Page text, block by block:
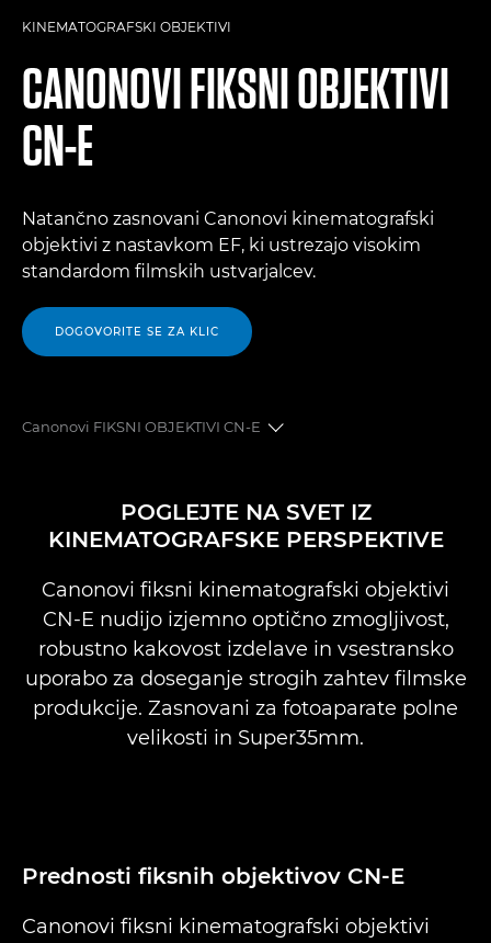
KINEMATOGRAFSKI OBJEKTIVI
CANONOVI FIKSNI OBJEKTIVI
CN-E
Natančno zasnovani Canonovi kinematografski
objektivi z nastavkom EF, ki ustrezajo visokim
standardom filmskih ustvarjalcev.
DOGOVORITE SE ZA KLIC
Canonovi FIKSNI OBJEKTIVI CN-E
PREDNOSTI
PONUDBA OBJEKTIVOV CN-E.
POGLEJTE NA SVET IZ
KINEMATOGRAFSKE PERSPEKTIVE
Canonovi fiksni kinematografski objektivi
CN-E nudijo izjemno optično zmogljivost,
robustno kakovost izdelave in vsestransko
uporabo za doseganje strogih zahtev filmske
produkcije. Zasnovani za fotoaparate polne
velikosti in Super35mm.
Prednosti fiksnih objektivov CN-E
Canonovi fiksni kinematografski objektivi